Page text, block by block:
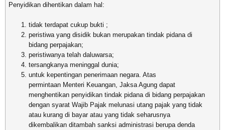
Penyidikan dihentikan dalam hal:
tidak terdapat cukup bukti ;
peristiwa yang disidik bukan merupakan tindak pidana di
bidang perpajakan;
peristiwanya telah daluwarsa;
tersangkanya meninggal dunia;
untuk kepentingan penerimaan negara. Atas
permintaan Menteri Keuangan, Jaksa Agung dapat
menghentikan penyidikan tindak pidana di bidang perpajakan
dengan syarat Wajib Pajak melunasi utang pajak yang tidak
atau kurang di bayar atau yang tidak seharusnya
dikembalikan ditambah sanksi administrasi berupa denda